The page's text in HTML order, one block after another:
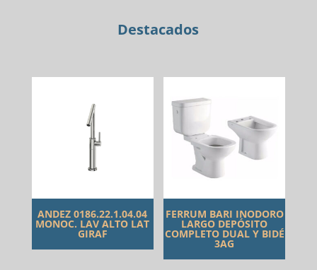
Destacados
ANDEZ 0186.22.1.04.04
MONOC. LAV ALTO LAT
GIRAF
FERRUM BARI INODORO
LARGO DEPÓSITO
COMPLETO DUAL Y BIDÉ
3AG